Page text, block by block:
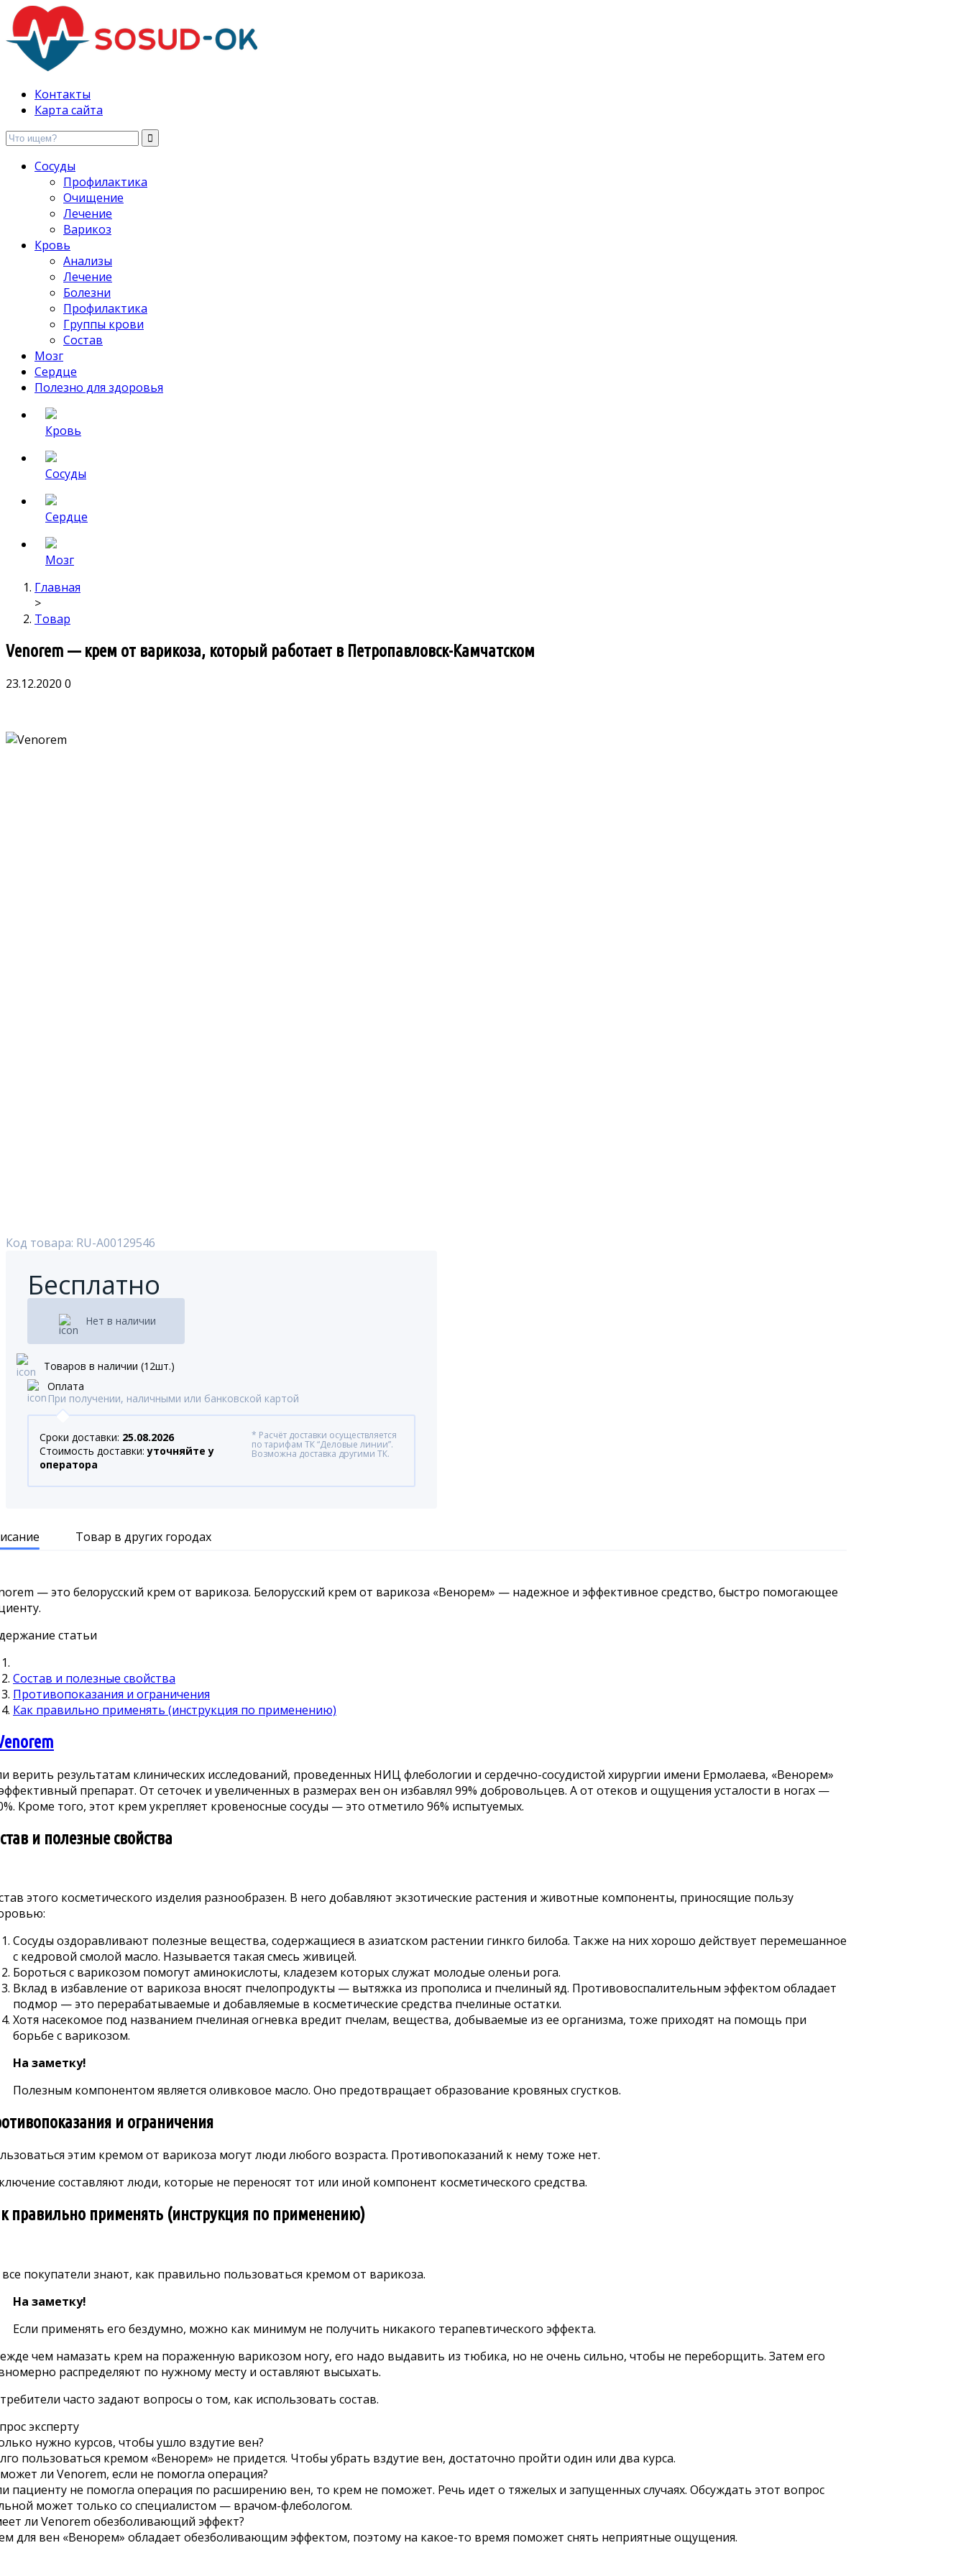
Здоровые сосуды, лечение и профилактика
Контакты
Карта сайта
Сосуды
Профилактика
Очищение
Лечение
Варикоз
Кровь
Анализы
Лечение
Болезни
Профилактика
Группы крови
Состав
Мозг
Сердце
Полезно для здоровья
Кровь
Сосуды
Сердце
Мозг
Главная
>
Товар
Venorem — крем от варикоза, который работает в Петропавловск-Камчатском
23.12.2020 0
Код товара: RU-A00129546
Бесплатно
Нет в наличии
Товаров в наличии (12шт.)
Оплата
При получении, наличными или банковской картой
Сроки доставки: 25.08.2026
Стоимость доставки:уточняйте у
оператора
* Расчёт доставки осуществляется
по тарифам ТК “Деловые линии”.
Возможна доставка другими ТК.
Товар в других городах
— это белорусский крем от варикоза. Белорусский крем от варикоза «Венорем» — надежное и эффективное средство, быстро помогающее
статьи
Состав и полезные свойства
Противопоказания и ограничения
Как правильно применять (инструкция по применению)
верить результатам клинических исследований, проведенных НИЦ флебологии и сердечно-сосудистой хирургии имени Ермолаева, «Венорем»
препарат. От сеточек и увеличенных в размерах вен он избавлял 99% добровольцев. А от отеков и ощущения усталости в ногах —
Кроме того, этот крем укрепляет кровеносные сосуды — это отметило 96% испытуемых.
и полезные свойства
этого косметического изделия разнообразен. В него добавляют экзотические растения и животные компоненты, приносящие пользу
Сосуды оздоравливают полезные вещества, содержащиеся в азиатском растении гинкго билоба. Также на них хорошо действует перемешанное
с кедровой смолой масло. Называется такая смесь живицей.
Бороться с варикозом помогут аминокислоты, кладезем которых служат молодые оленьи рога.
Вклад в избавление от варикоза вносят пчелопродукты — вытяжка из прополиса и пчелиный яд. Противовоспалительным эффектом обладает
подмор — это перерабатываемые и добавляемые в косметические средства пчелиные остатки.
Хотя насекомое под названием пчелиная огневка вредит пчелам, вещества, добываемые из ее организма, тоже приходят на помощь при
борьбе с варикозом.
На заметку!
Полезным компонентом является оливковое масло. Оно предотвращает образование кровяных сгустков.
и ограничения
этим кремом от варикоза могут люди любого возраста. Противопоказаний к нему тоже нет.
составляют люди, которые не переносят тот или иной компонент косметического средства.
правильно применять (инструкция по применению)
покупатели знают, как правильно пользоваться кремом от варикоза.
На заметку!
Если применять его бездумно, можно как минимум не получить никакого терапевтического эффекта.
чем намазать крем на пораженную варикозом ногу, его надо выдавить из тюбика, но не очень сильно, чтобы не переборщить. Затем его
распределяют по нужному месту и оставляют высыхать.
часто задают вопросы о том, как использовать состав.
эксперту
нужно курсов, чтобы ушло вздутие вен?
пользоваться кремом «Венорем» не придется. Чтобы убрать вздутие вен, достаточно пройти один или два курса.
ли Venorem, если не помогла операция?
пациенту не помогла операция по расширению вен, то крем не поможет. Речь идет о тяжелых и запущенных случаях. Обсуждать этот вопрос
может только со специалистом — врачом-флебологом.
ли Venorem обезболивающий эффект?
для вен «Венорем» обладает обезболивающим эффектом, поэтому на какое-то время поможет снять неприятные ощущения.